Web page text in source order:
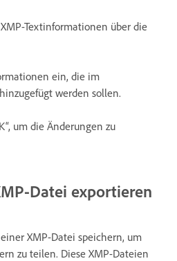
Textinformationen über die
ein, die im
werden sollen.
um die Änderungen zu
Datei exportieren
XMP-Datei speichern, um
zu teilen. Diese XMP-Dateien